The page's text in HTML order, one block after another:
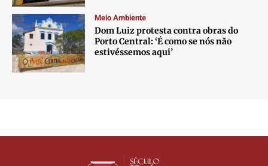
Meio Ambiente
Dom Luiz protesta contra obras do
Porto Central: ‘É como se nós não
estivéssemos aqui’